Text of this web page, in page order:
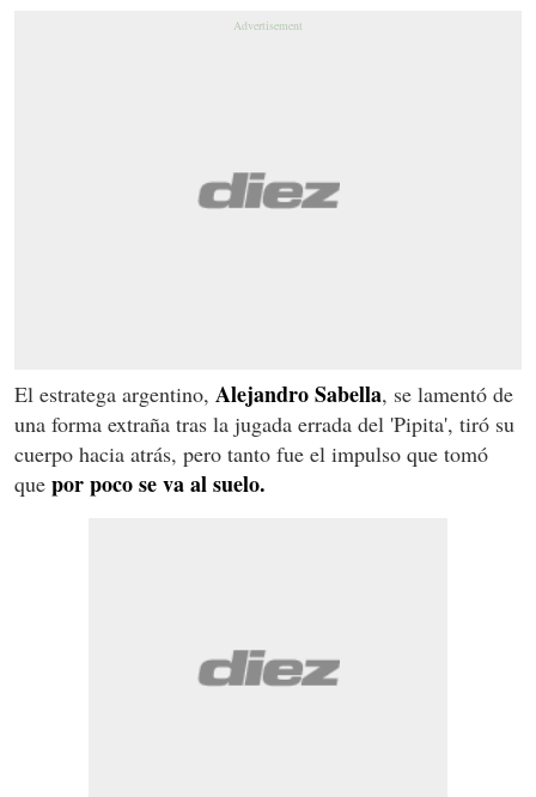
El estratega argentino, Alejandro Sabella, se lamentó de
una forma extraña tras la jugada errada del 'Pipita', tiró su
cuerpo hacia atrás, pero tanto fue el impulso que tomó
que por poco se va al suelo.